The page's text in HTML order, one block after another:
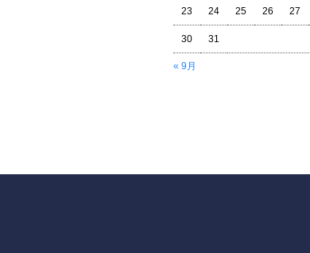
« 9月
23 24 25 26 27
30 31